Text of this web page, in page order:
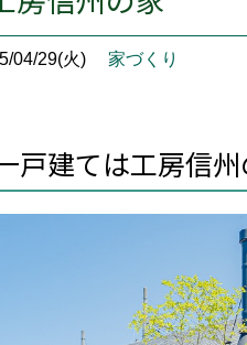
04/29(火) 家づくり
建ては工房信州